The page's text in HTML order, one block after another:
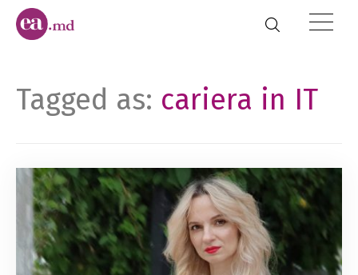
Tagged as: cariera in IT